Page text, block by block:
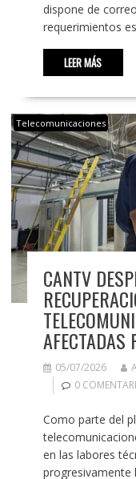
dispone de
requerimientos
LEER MÁS
Telecomunicaciones
CANTV
AFECTADAS
05/07/2026
0
Como parte del
en las labores
progresivamente